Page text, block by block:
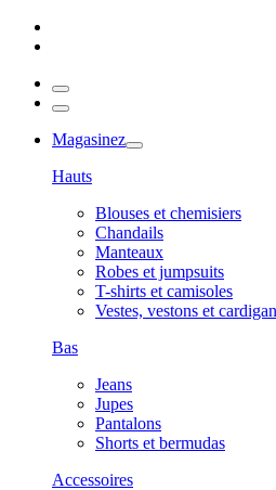
Magasinez
Hauts
Blouses et chemisiers
Chandails
Manteaux
Robes et jumpsuits
T-shirts et camisoles
Vestes, vestons et
Bas
Jeans
Jupes
Pantalons
Shorts et bermudas
Accessoires